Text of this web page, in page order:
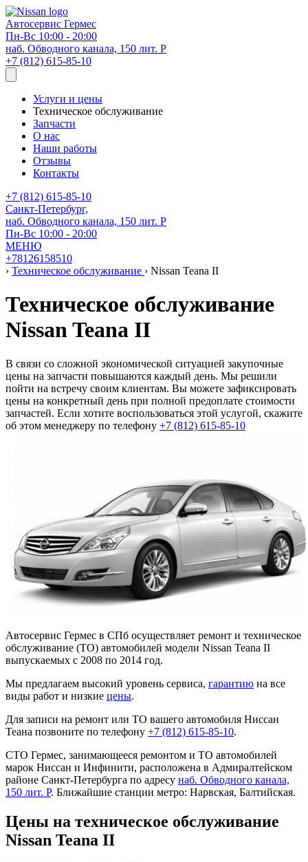
Автосервис Гермес
Пн-Вс 10:00 - 20:00
наб. Обводного канала, 150 лит. Р
+7 (812) 615-85-10
Услуги и цены
Техническое обслуживание
Запчасти
О нас
Наши работы
Отзывы
Контакты
+7 (812) 615-85-10
Санкт-Петербург,
наб. Обводного канала, 150 лит. Р
Пн-Вс 10:00 - 20:00
МЕНЮ
+78126158510
› Техническое обслуживание › Nissan Teana II
Техническое обслуживание
Nissan Teana II
В связи со сложной экономической ситуацией закупочные
цены на запчасти повышаются каждый день. Мы решили
пойти на встречу своим клиентам. Вы можете зафиксировать
цены на конкретный день при полной предоплате стоимости
запчастей. Если хотите воспользоваться этой услугой, скажите
об этом менеджеру по телефону +7 (812) 615-85-10
Автосервис Гермес в СПб осуществляет ремонт и техническое
обслуживание (ТО) автомобилей модели Nissan Teana II
выпускаемых с 2008 по 2014 год.
Мы предлагаем высокий уровень сервиса, гарантию на все
виды работ и низкие цены.
Для записи на ремонт или ТО вашего автомобиля Ниссан
Теана позвоните по телефону +7 (812) 615-85-10.
СТО Гермес, занимающееся ремонтом и ТО автомобилей
марок Ниссан и Инфинити, расположена в Адмиралтейском
районе Санкт-Петербурга по адресу наб. Обводного канала,
150 лит. Р. Ближайшие станции метро: Нарвская, Балтийская.
Цены на техническое обслуживание
Nissan Teana II